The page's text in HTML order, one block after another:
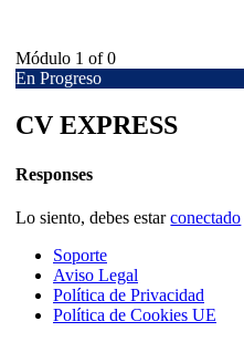
Módulo 1of 0
En Progreso
CV EXPRESS
Responses
Lo siento, debes estarconectado
Soporte
Aviso Legal
Política de Privacidad
Política de Cookies UE